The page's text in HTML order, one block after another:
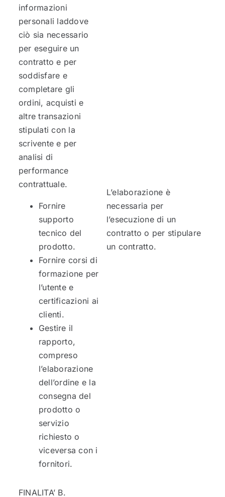
informazioni
personali laddove
ciò sia necessario
per eseguire un
contratto e per
soddisfare e
completare gli
ordini, acquisti e
altre transazioni
stipulati con la
scrivente e per
analisi di
performance
contrattuale.
Fornire
supporto
tecnico del
prodotto.
Fornire corsi di
formazione per
l’utente e
certificazioni ai
clienti.
Gestire il
rapporto,
compreso
l’elaborazione
dell’ordine e la
consegna del
prodotto o
servizio
richiesto o
viceversa con i
fornitori.
L’elaborazione è
necessaria per
l’esecuzione di un
contratto o per stipulare
un contratto.
FINALITA’ B.